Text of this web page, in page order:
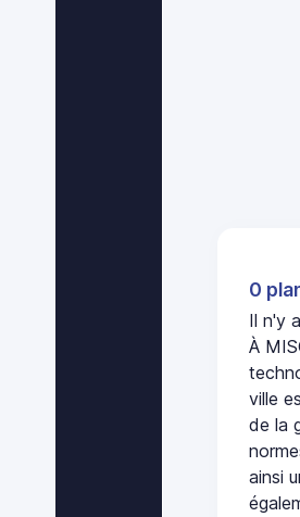
0
Il n'y
À
ville
de la
ainsi